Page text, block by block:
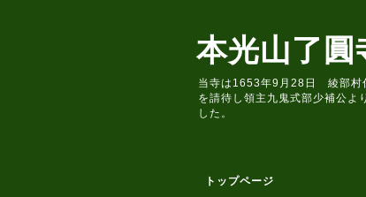
本光山了
当寺は1653年9月28日 綾部村
を請待し領主九鬼式部少補公よ
した。
トップページ